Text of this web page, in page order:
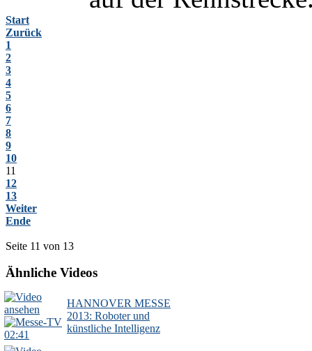
Start
Zurück
1
2
3
4
5
6
7
8
9
10
11
12
13
Weiter
Ende
Seite 11 von 13
Ähnliche Videos
02:41
HANNOVER MESSE
2013: Roboter und
künstliche Intelligenz